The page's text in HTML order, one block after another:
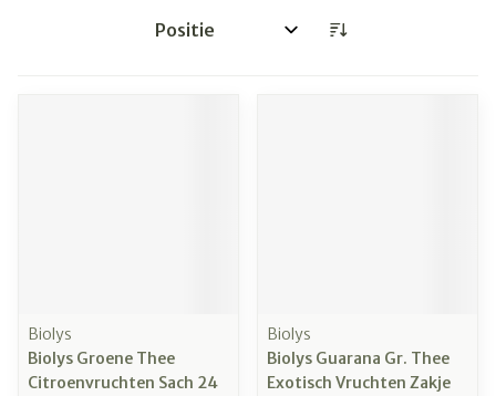
Sorteer op:
Biolys
Biolys Groene Thee
Citroenvruchten Sach 24
Biolys
Biolys Guarana Gr. Thee
Exotisch Vruchten Zakje